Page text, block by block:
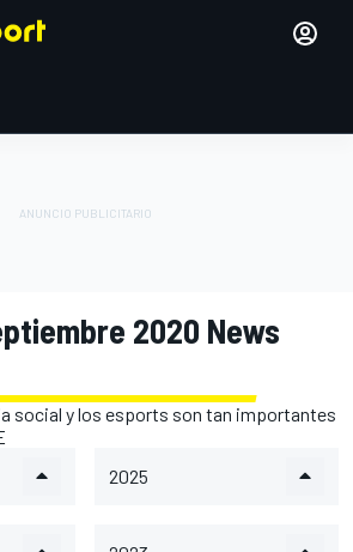
2020 News
social y los esports son tan importantes
2025